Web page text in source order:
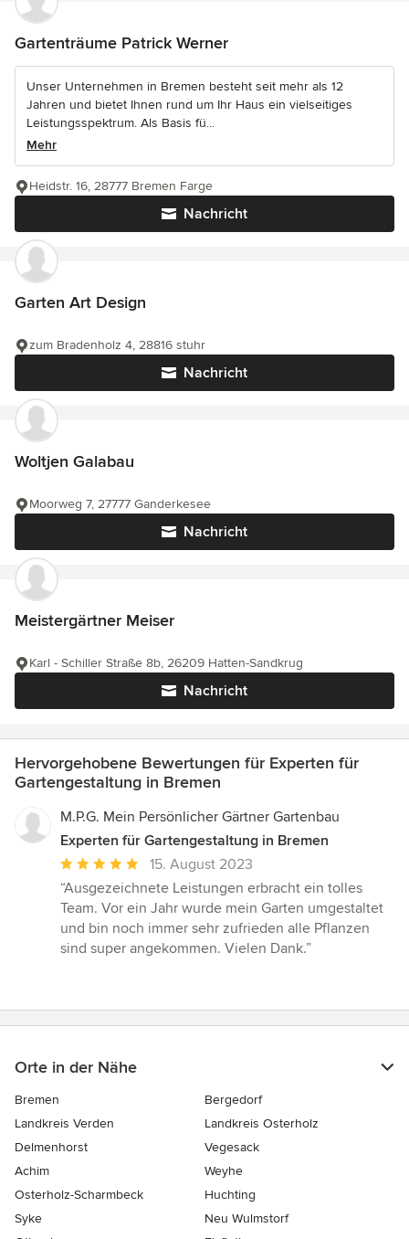
Gartenträume Patrick Werner
Unser Unternehmen in Bremen besteht seit mehr als 12
Jahren und bietet Ihnen rund um Ihr Haus ein vielseitiges
Leistungsspektrum. Als Basis fü...
Mehr
Nachricht
Heidstr. 16, 28777 Bremen Farge
Garten Art Design
Nachricht
zum Bradenholz 4, 28816 stuhr
Woltjen Galabau
Nachricht
Moorweg 7, 27777 Ganderkesee
Meistergärtner Meiser
Nachricht
Karl - Schiller Straße 8b, 26209 Hatten-Sandkrug
Hervorgehobene Bewertungen für Experten für
Gartengestaltung in Bremen
M.P.G. Mein Persönlicher Gärtner Gartenbau
Experten für Gartengestaltung in Bremen
Durchschnittliche
Bewertung:
5
von
5
15. August 2023
“Ausgezeichnete Leistungen erbracht ein tolles
Team. Vor ein Jahr wurde mein Garten umgestaltet
und bin noch immer sehr zufrieden alle Pflanzen
sind super angekommen. Vielen Dank.”
Orte in der Nähe
Bremen
Bergedorf
Landkreis Verden
Landkreis Osterholz
Delmenhorst
Vegesack
Achim
Weyhe
Osterholz-Scharmbeck
Huchting
Syke
Neu Wulmstorf